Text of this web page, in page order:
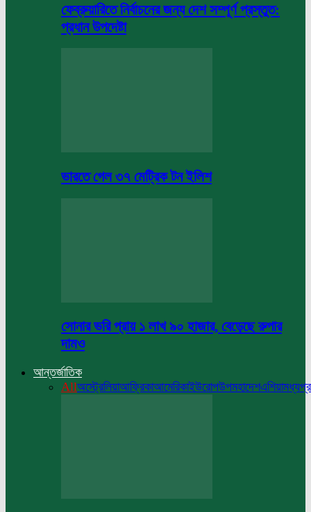
ফেব্রুয়ারিতে নির্বাচনের জন্য দেশ সম্পূর্ণ প্রস্তুত:
প্রধান উপদেষ্টা
ভারতে গেল ৩৭ মেট্রিক টন ইলিশ
সোনার ভরি প্রায় ১ লাখ ৯০ হাজার, বেড়েছে রুপার
দামও
আন্তর্জাতিক
Allঅস্ট্রেলিয়াআফ্রিকাআমেরিকাইউরোপউপমহাদেশএশিয়া